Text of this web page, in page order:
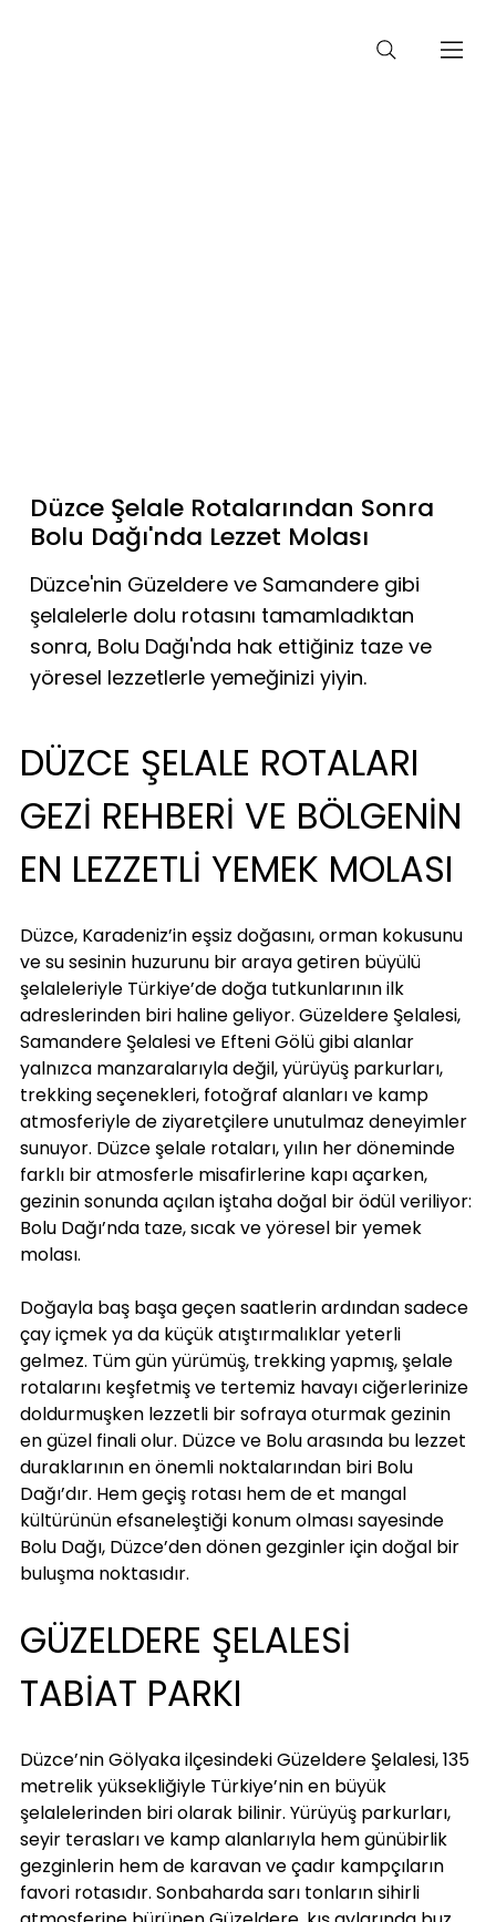
Düzce Şelale Rotalarından Sonra
Bolu Dağı'nda Lezzet Molası
Düzce'nin Güzeldere ve Samandere gibi
şelalelerle dolu rotasını tamamladıktan
sonra, Bolu Dağı'nda hak ettiğiniz taze ve
yöresel lezzetlerle yemeğinizi yiyin.
DÜZCE ŞELALE ROTALARI
GEZİ REHBERİ VE BÖLGENİN
EN LEZZETLİ YEMEK MOLASI
Düzce, Karadeniz’in eşsiz doğasını, orman kokusunu
ve su sesinin huzurunu bir araya getiren büyülü
şelaleleriyle Türkiye’de doğa tutkunlarının ilk
adreslerinden biri haline geliyor. Güzeldere Şelalesi,
Samandere Şelalesi ve Efteni Gölü gibi alanlar
yalnızca manzaralarıyla değil, yürüyüş parkurları,
trekking seçenekleri, fotoğraf alanları ve kamp
atmosferiyle de ziyaretçilere unutulmaz deneyimler
sunuyor. Düzce şelale rotaları, yılın her döneminde
farklı bir atmosferle misafirlerine kapı açarken,
gezinin sonunda açılan iştaha doğal bir ödül veriliyor:
Bolu Dağı’nda taze, sıcak ve yöresel bir yemek
molası.
Doğayla baş başa geçen saatlerin ardından sadece
çay içmek ya da küçük atıştırmalıklar yeterli
gelmez. Tüm gün yürümüş, trekking yapmış, şelale
rotalarını keşfetmiş ve tertemiz havayı ciğerlerinize
doldurmuşken lezzetli bir sofraya oturmak gezinin
en güzel finali olur. Düzce ve Bolu arasında bu lezzet
duraklarının en önemli noktalarından biri Bolu
Dağı’dır. Hem geçiş rotası hem de et mangal
kültürünün efsaneleştiği konum olması sayesinde
Bolu Dağı, Düzce’den dönen gezginler için doğal bir
buluşma noktasıdır.
GÜZELDERE ŞELALESİ
TABİAT PARKI
Düzce’nin Gölyaka ilçesindeki Güzeldere Şelalesi, 135
metrelik yüksekliğiyle Türkiye’nin en büyük
şelalelerinden biri olarak bilinir. Yürüyüş parkurları,
seyir terasları ve kamp alanlarıyla hem günübirlik
gezginlerin hem de karavan ve çadır kampçıların
favori rotasıdır. Sonbaharda sarı tonların sihirli